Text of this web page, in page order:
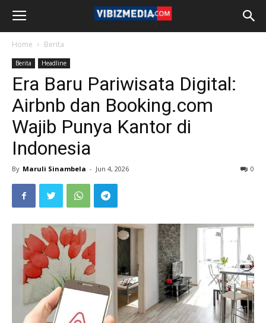
Home Berita
Berita Headline
Era Baru Pariwisata Digital:
Airbnb dan Booking.com
Wajib Punya Kantor di
Indonesia
By Maruli Sinambela - Jun 4, 2026 0